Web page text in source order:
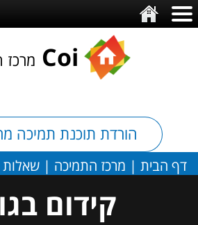
Coi מרכז
הורדת תוכנת תמיכה
דף הבית | מרכז התמיכה | שאלות
קידום